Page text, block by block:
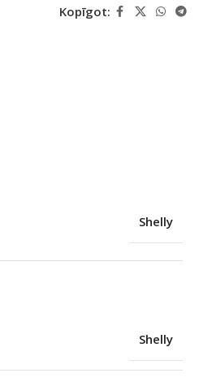
Kopīgot:
Shelly
Shelly